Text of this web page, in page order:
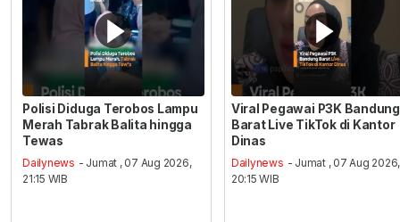
Polisi Diduga Terobos Lampu
Merah Tabrak Balita hingga
Tewas
Dailynews - Jumat , 07 Aug 2026,
21:15 WIB
Viral Pegawai P3K Bandung
Barat Live TikTok di Kantor
Dinas
Dailynews - Jumat , 07 Aug 2026,
20:15 WIB